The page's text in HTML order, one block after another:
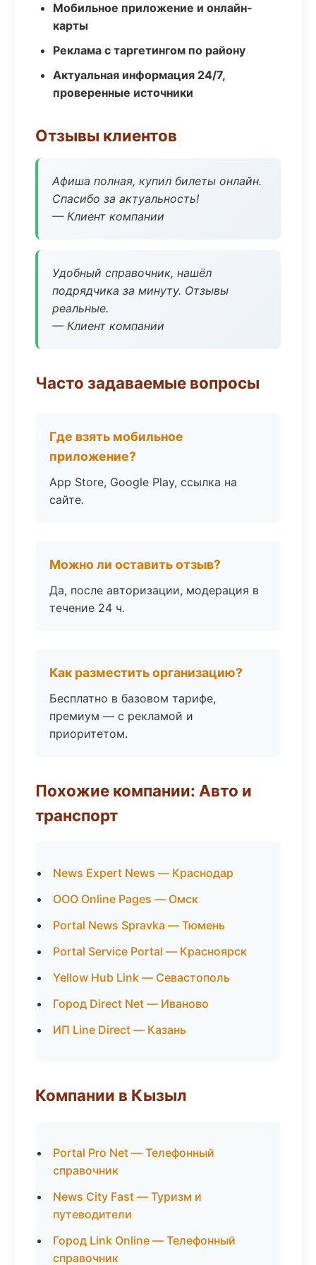
Мобильное приложение и онлайн-
карты
Реклама с таргетингом по району
Актуальная информация 24/7,
проверенные источники
Отзывы клиентов
Афиша полная, купил билеты онлайн.
Спасибо за актуальность!
— Клиент компании
Удобный справочник, нашёл
подрядчика за минуту. Отзывы
реальные.
— Клиент компании
Часто задаваемые вопросы
Где взять мобильное
приложение?
App Store, Google Play, ссылка на
сайте.
Можно ли оставить отзыв?
Да, после авторизации, модерация в
течение 24 ч.
Как разместить организацию?
Бесплатно в базовом тарифе,
премиум — с рекламой и
приоритетом.
Похожие компании: Авто и
транспорт
News Expert News — Краснодар
ООО Online Pages — Омск
Portal News Spravka — Тюмень
Portal Service Portal — Красноярск
Yellow Hub Link — Севастополь
Город Direct Net — Иваново
ИП Line Direct — Казань
Компании в Кызыл
Portal Pro Net — Телефонный
справочник
News City Fast — Туризм и
путеводители
Город Link Online — Телефонный
справочник